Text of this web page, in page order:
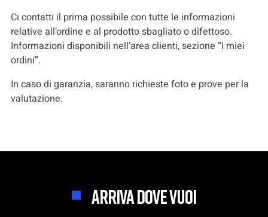
Ci contatti il prima possibile con tutte le informazioni
relative all’ordine e al prodotto sbagliato o difettoso.
Informazioni disponibili nell’area clienti, sezione “I miei
ordini”.
In caso di garanzia, saranno richieste foto e prove per la
valutazione.
ARRIVA DOVE VUOI